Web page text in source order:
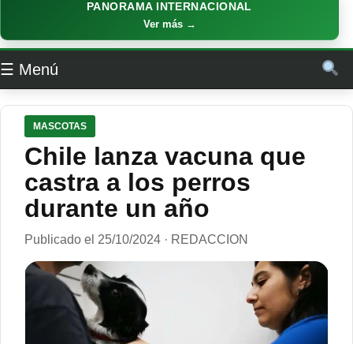
PANORAMA INTERNACIONAL
Ver más →
☰ Menú
MASCOTAS
Chile lanza vacuna que
castra a los perros
durante un año
Publicado el 25/10/2024 · REDACCION